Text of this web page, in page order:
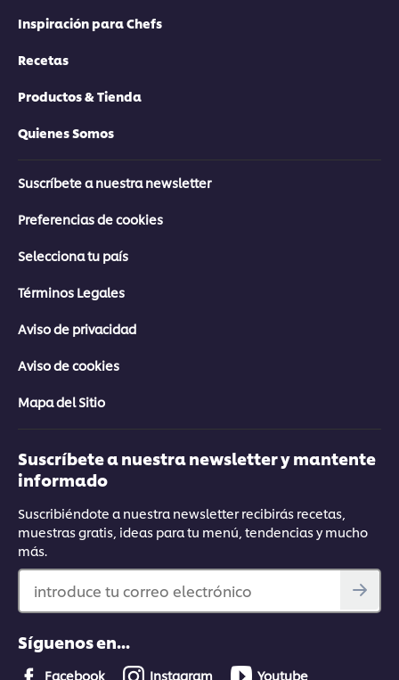
Inspiración para Chefs
Recetas
Productos & Tienda
Quienes Somos
Suscríbete a nuestra newsletter
Preferencias de cookies
Selecciona tu país
Términos Legales
Aviso de privacidad
Aviso de cookies
Mapa del Sitio
Suscríbete a nuestra newsletter y mantente
informado
Suscribiéndote a nuestra newsletter recibirás recetas,
muestras gratis, ideas para tu menú, tendencias y mucho
más.
introduce tu correo electrónico
Síguenos en...
Facebook Instagram Youtube